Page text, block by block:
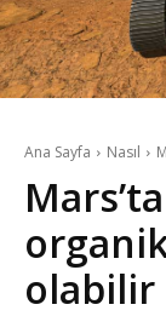
Ana Sayfa Nasıl
olabilir